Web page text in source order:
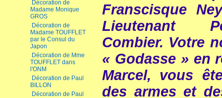
Décoration de
Madame Monique
GROS
Décoration de
Madame TOUFFLET
par le Consul du
Japon
Décoration de Mme
TOUFFLET dans
l'ONM
Décoration de Paul
BILLON
Décoration de Paul
Franscisque
Lieutenant
Combier. Votre
« Godasse » en
Marcel, vous
des armes et